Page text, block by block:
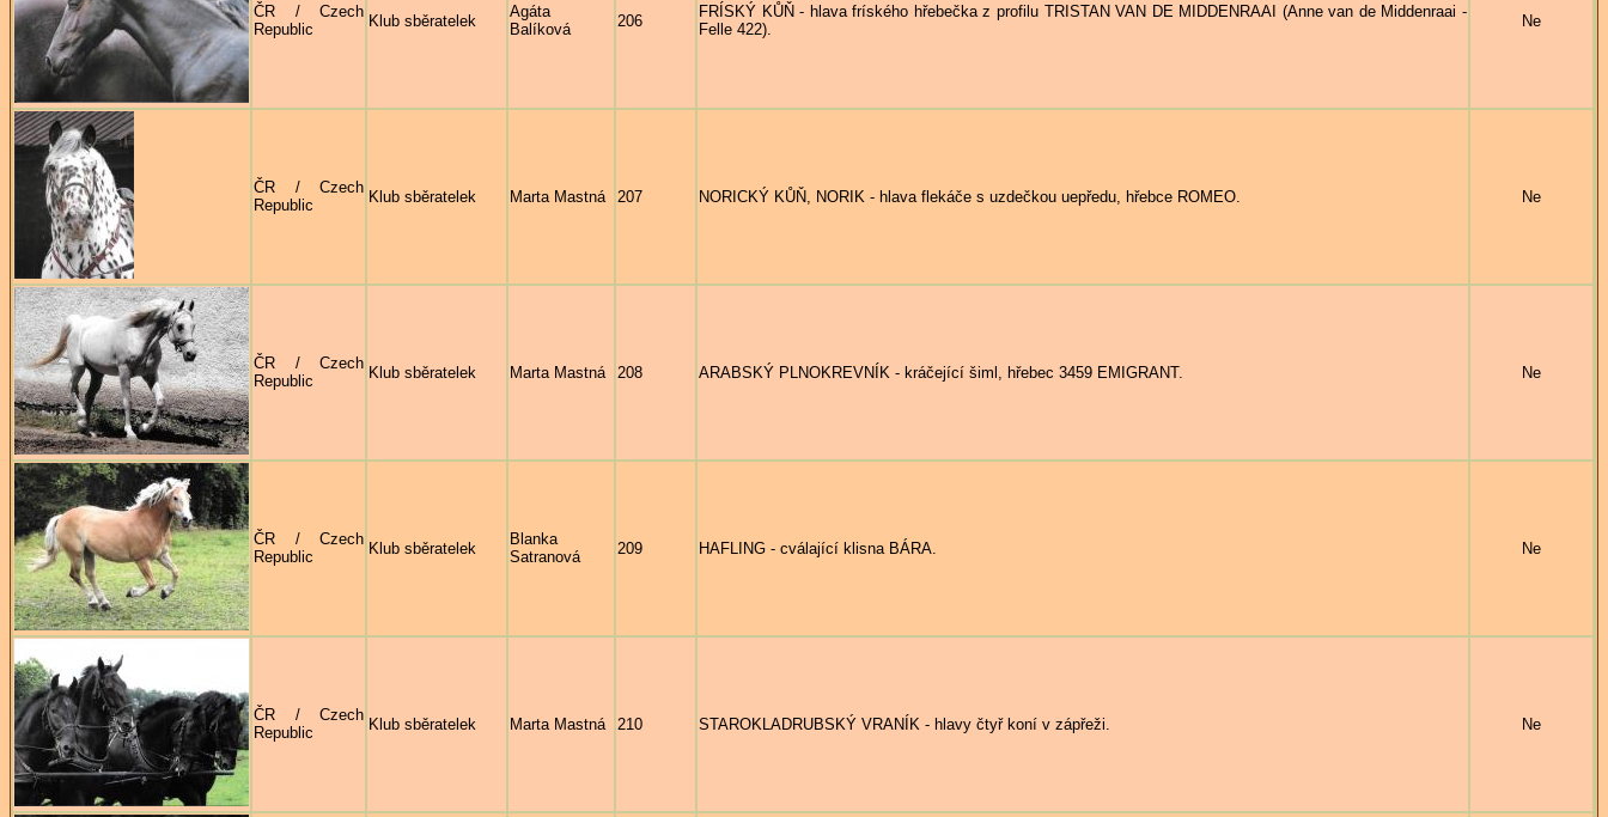
ČR / Czech
Republic
Klub sběratelek
Agáta
Balíková
206
FRÍSKÝ KŮŇ - hlava fríského hřebečka z profilu TRISTAN VAN DE MIDDENRAAI (Anne van de Middenraai -
Felle 422).
Ne
ČR / Czech
Republic
Klub sběratelek Marta Mastná 207 NORICKÝ KŮŇ, NORIK - hlava flekáče s uzdečkou uepředu, hřebce ROMEO. Ne
ČR / Czech
Republic
Klub sběratelek Marta Mastná 208 ARABSKÝ PLNOKREVNÍK - kráčející šiml, hřebec 3459 EMIGRANT. Ne
ČR / Czech
Republic
Klub sběratelek
Blanka
Satranová
209 HAFLING - cválající klisna BÁRA. Ne
ČR / Czech
Republic
Klub sběratelek Marta Mastná 210 STAROKLADRUBSKÝ VRANÍK - hlavy čtyř koní v zápřeži. Ne